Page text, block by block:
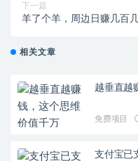
下一篇
羊了个羊，周边日赚几百
相关文章
越垂直越
免费项目
支付宝已